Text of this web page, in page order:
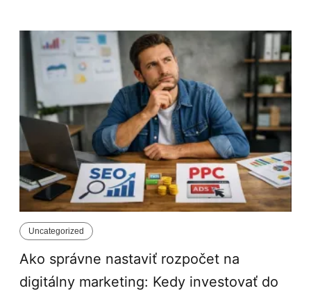
Uncategorized
Ako správne nastaviť rozpočet na
digitálny marketing: Kedy investovať do